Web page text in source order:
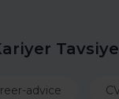
advice